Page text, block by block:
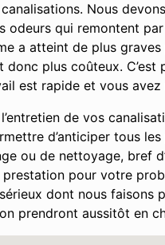
Nous
odeurs qui remontent
a atteint de plus
plus coûteux.
est rapide et vous
de vos
d’anticiper tous les
ou de nettoyage, bref
pour votre
dont nous faisons
prendront aussitôt en